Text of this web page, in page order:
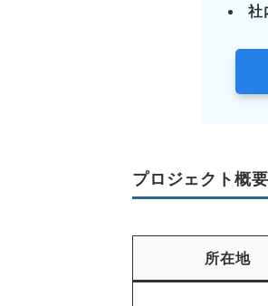
社
プロジェクト概要
所在地